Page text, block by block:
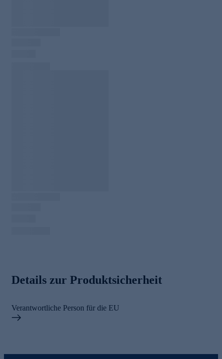
Details zur Produktsicherheit
Verantwortliche Person für die EU